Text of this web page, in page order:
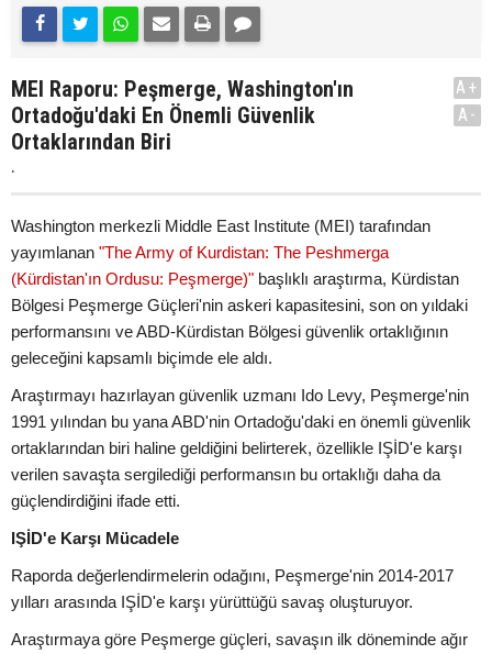
MEI Raporu: Peşmerge, Washington'ın
Ortadoğu'daki En Önemli Güvenlik
Ortaklarından Biri
.
A+
A-
Washington merkezli Middle East Institute (MEI) tarafından
yayımlanan "The Army of Kurdistan: The Peshmerga
(Kürdistan'ın Ordusu: Peşmerge)" başlıklı araştırma, Kürdistan
Bölgesi Peşmerge Güçleri'nin askeri kapasitesini, son on yıldaki
performansını ve ABD-Kürdistan Bölgesi güvenlik ortaklığının
geleceğini kapsamlı biçimde ele aldı.
Araştırmayı hazırlayan güvenlik uzmanı Ido Levy, Peşmerge'nin
1991 yılından bu yana ABD'nin Ortadoğu'daki en önemli güvenlik
ortaklarından biri haline geldiğini belirterek, özellikle IŞİD'e karşı
verilen savaşta sergilediği performansın bu ortaklığı daha da
güçlendirdiğini ifade etti.
IŞİD'e Karşı Mücadele
Raporda değerlendirmelerin odağını, Peşmerge'nin 2014-2017
yılları arasında IŞİD'e karşı yürüttüğü savaş oluşturuyor.
Araştırmaya göre Peşmerge güçleri, savaşın ilk döneminde ağır